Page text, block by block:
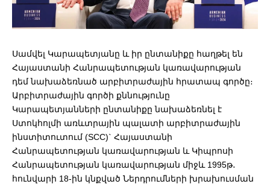
Սամվել Կարապետյանը և իր ընտանիքը հաղթել են
Հայաստանի Հանրապետության կառավարության
դեմ նախաձեռնած արբիտրաժային հրատապ գործը։
Արբիտրաժային գործի քննությունը
Կարապետյանների ընտանիքը նախաձեռնել է
Ստոկհոլմի առևտրային պալատի արբիտրաժային
ինստիտուտում (SCC)` Հայաստանի
Հանրապետության կառավարության և Կիպրոսի
Հանրապետության կառավարության միջև 1995թ․
հունվարի 18-ին կնքված Ներդրումների խրախուսման